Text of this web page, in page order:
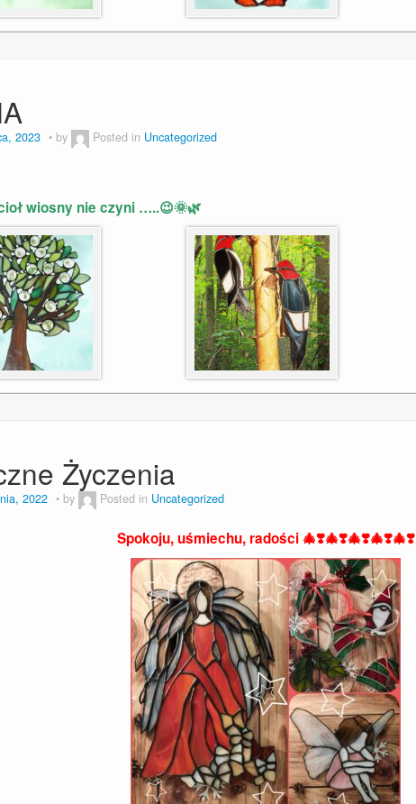
2023 by Posted in Uncategorized
wiosny nie czyni …..😉🌞🌿
Życzenia
2022 by Posted in Uncategorized
Spokoju, uśmiechu, radości 🎄❣️🎄❣️🎄❣️🎄❣️🎄❣️